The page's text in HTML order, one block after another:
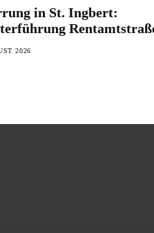
in St. Ingbert:
2026